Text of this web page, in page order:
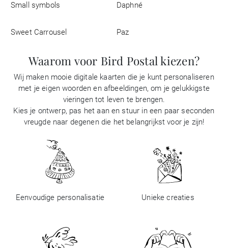
Small symbols Daphné
Sweet Carrousel Paz
Waarom voor Bird Postal kiezen?
Wij maken mooie digitale kaarten die je kunt personaliseren
met je eigen woorden en afbeeldingen, om je gelukkigste
vieringen tot leven te brengen.
Kies je ontwerp, pas het aan en stuur in een paar seconden
vreugde naar degenen die het belangrijkst voor je zijn!
Eenvoudige personalisatie Unieke creaties